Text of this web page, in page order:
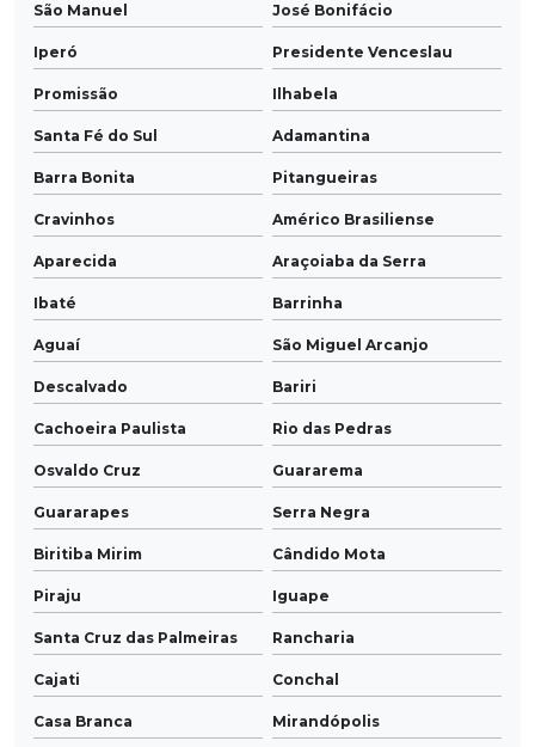
São Manuel José Bonifácio
Iperó Presidente Venceslau
Promissão Ilhabela
Santa Fé do Sul Adamantina
Barra Bonita Pitangueiras
Cravinhos Américo Brasiliense
Aparecida Araçoiaba da Serra
Ibaté Barrinha
Aguaí São Miguel Arcanjo
Descalvado Bariri
Cachoeira Paulista Rio das Pedras
Osvaldo Cruz Guararema
Guararapes Serra Negra
Biritiba Mirim Cândido Mota
Piraju Iguape
Santa Cruz das Palmeiras Rancharia
Cajati Conchal
Casa Branca Mirandópolis